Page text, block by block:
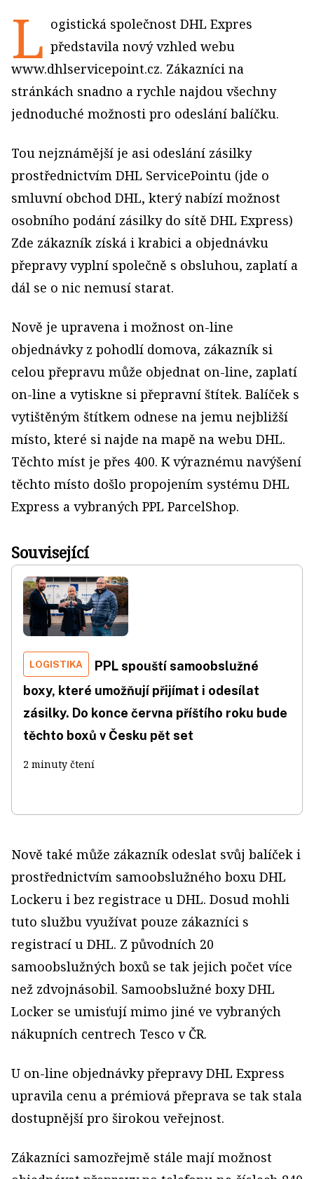
L ogistická společnost DHL Expres
představila nový vzhled webu
www.dhlservicepoint.cz. Zákazníci na
stránkách snadno a rychle najdou všechny
jednoduché možnosti pro odeslání balíčku.
Tou nejznámější je asi odeslání zásilky
prostřednictvím DHL ServicePointu (jde o
smluvní obchod DHL, který nabízí možnost
osobního podání zásilky do sítě DHL Express)
Zde zákazník získá i krabici a objednávku
přepravy vyplní společně s obsluhou, zaplatí a
dál se o nic nemusí starat.
Nově je upravena i možnost on-line
objednávky z pohodlí domova, zákazník si
celou přepravu může objednat on-line, zaplatí
on-line a vytiskne si přepravní štítek. Balíček s
vytištěným štítkem odnese na jemu nejbližší
místo, které si najde na mapě na webu DHL.
Těchto míst je přes 400. K výraznému navýšení
těchto místo došlo propojením systému DHL
Express a vybraných PPL ParcelShop.
Související
LOGISTIKA
PPL spouští samoobslužné
boxy, které umožňují přijímat i odesílat
zásilky. Do konce června příštího roku bude
těchto boxů v Česku pět set
2 minuty čtení
Nově také může zákazník odeslat svůj balíček i
prostřednictvím samoobslužného boxu DHL
Lockeru i bez registrace u DHL. Dosud mohli
tuto službu využívat pouze zákazníci s
registrací u DHL. Z původních 20
samoobslužných boxů se tak jejich počet více
než zdvojnásobil. Samoobslužné boxy DHL
Locker se umisťují mimo jiné ve vybraných
nákupních centrech Tesco v ČR.
U on-line objednávky přepravy DHL Express
upravila cenu a prémiová přeprava se tak stala
dostupnější pro širokou veřejnost.
Zákazníci samozřejmě stále mají možnost